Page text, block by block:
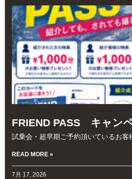
FRIEND PASS キャン
試乗会・超早期ご予約頂いているお
READ MORE »
7月 17, 2026